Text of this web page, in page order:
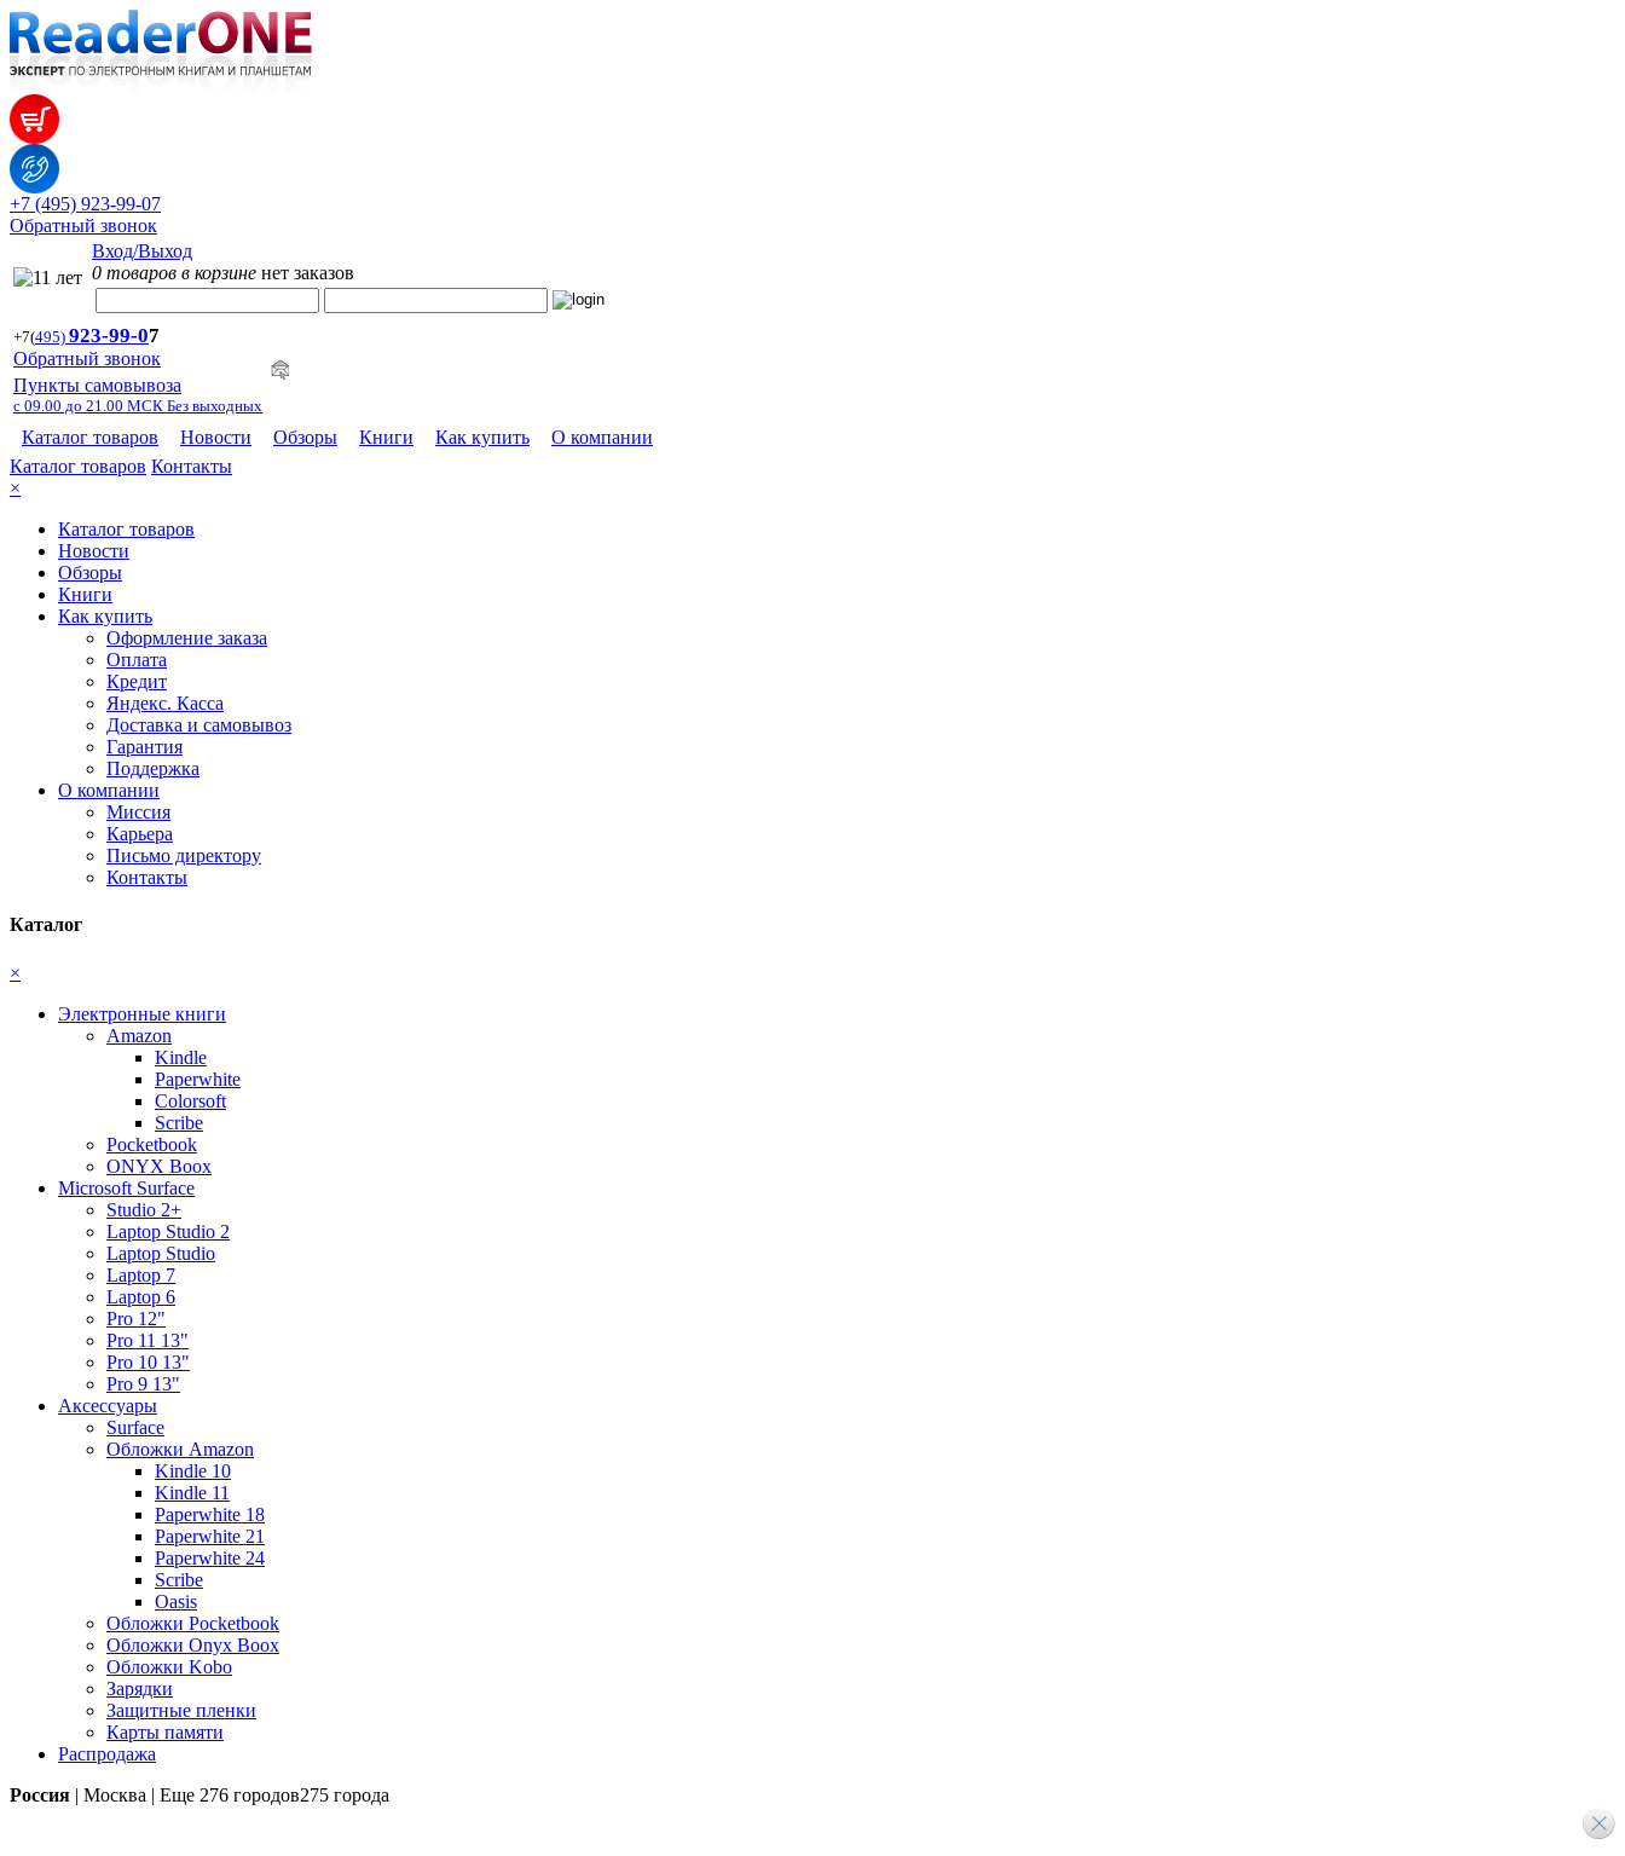
+7 (495) 923-99-07
Обратный звонок
Вход/Выход
0 товаров в корзине нет заказов
+7(495) 923-99-07
Обратный звонок
Пункты самовывоза
с 09.00 до 21.00 МСК Без выходных
Каталог товаров Новости Обзоры Книги Как купить
О компании
Каталог товаров Контакты
×
Каталог товаров
Новости
Обзоры
Книги
Как купить
Оформление заказа
Оплата
Кредит
Яндекс. Касса
Доставка и самовывоз
Гарантия
Поддержка
О компании
Миссия
Карьера
Письмо директору
Контакты
Каталог
×
Электронные книги
Amazon
Kindle
Paperwhite
Colorsoft
Scribe
Pocketbook
ONYX Boox
Microsoft Surface
Studio 2+
Laptop Studio 2
Laptop Studio
Laptop 7
Laptop 6
Pro 12"
Pro 11 13"
Pro 10 13"
Pro 9 13"
Аксессуары
Surface
Обложки Amazon
Kindle 10
Kindle 11
Paperwhite 18
Paperwhite 21
Paperwhite 24
Scribe
Oasis
Обложки Pocketbook
Обложки Onyx Boox
Обложки Kobo
Зарядки
Защитные пленки
Карты памяти
Распродажа
Россия | Москва | Еще 276 городов275 города